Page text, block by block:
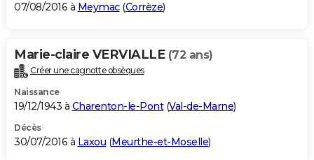
07/08/2016 à Meymac(Corrèze)
Marie-claire VERVIALLE (72 ans)
Créer une cagnotte obsèques
Naissance
19/12/1943 à Charenton-le-Pont(Val-de-Marne)
Décès
30/07/2016 à Laxou (Meurthe-et-Moselle)